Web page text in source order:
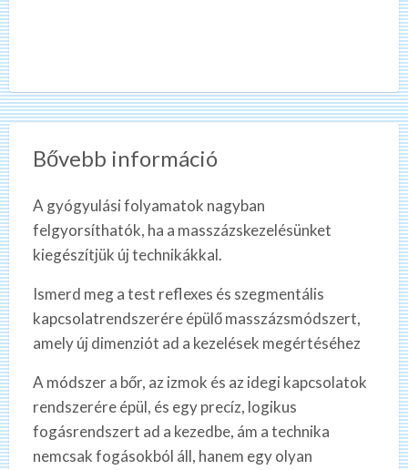
Bővebb információ
A gyógyulási folyamatok nagyban
felgyorsíthatók, ha a masszázskezelésünket
kiegészítjük új technikákkal.
Ismerd meg a test reflexes és szegmentális
kapcsolatrendszerére épülő masszázsmódszert,
amely új dimenziót ad a kezelések megértéséhez
A módszer a bőr, az izmok és az idegi kapcsolatok
rendszerére épül, és egy precíz, logikus
fogásrendszert ad a kezedbe, ám a technika
nemcsak fogásokból áll, hanem egy olyan